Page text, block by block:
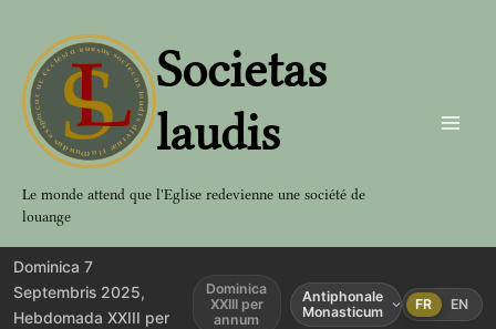
contenu
Societas
laudis
Le monde attend que l'Eglise redevienne une société de
louange
Dominica 7
Septembris 2025,
Hebdomada XXIII per
Dominica
XXIII per
annum
Antiphonale
Monasticum
FR EN